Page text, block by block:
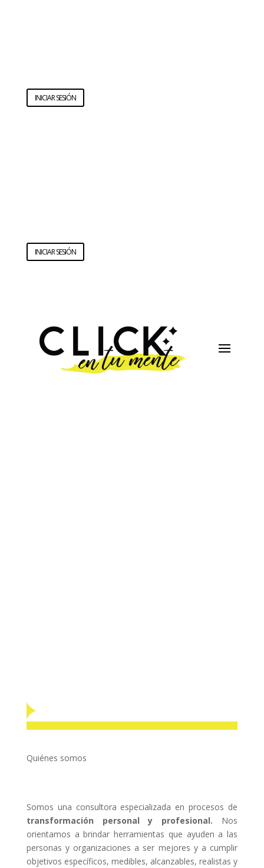
INICIAR SESIÓN
INICIAR SESIÓN
Quiénes somos
Somos una consultora especializada en procesos de
transformación personal y profesional. Nos
orientamos a brindar herramientas que ayuden a las
personas y organizaciones a ser mejores y a cumplir
objetivos específicos, medibles, alcanzables, realistas y